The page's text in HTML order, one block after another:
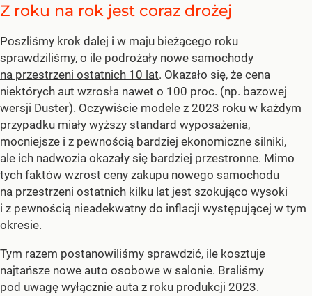
Z roku na rok jest coraz drożej
Poszliśmy krok dalej i w maju bieżącego roku
sprawdziliśmy, o ile podrożały nowe samochody
na przestrzeni ostatnich 10 lat. Okazało się, że cena
niektórych aut wzrosła nawet o 100 proc. (np. bazowej
wersji Duster). Oczywiście modele z 2023 roku w każdym
przypadku miały wyższy standard wyposażenia,
mocniejsze i z pewnością bardziej ekonomiczne silniki,
ale ich nadwozia okazały się bardziej przestronne. Mimo
tych faktów wzrost ceny zakupu nowego samochodu
na przestrzeni ostatnich kilku lat jest szokująco wysoki
i z pewnością nieadekwatny do inflacji występującej w tym
okresie.
Tym razem postanowiliśmy sprawdzić, ile kosztuje
najtańsze nowe auto osobowe w salonie. Braliśmy
pod uwagę wyłącznie auta z roku produkcji 2023.